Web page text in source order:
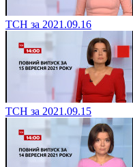
ТСН за 2021.09.16
ТСН за 2021.09.15